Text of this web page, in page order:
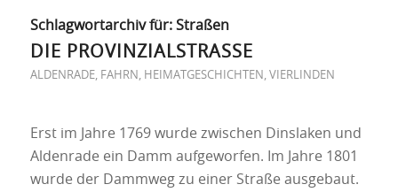
Schlagwortarchiv für: Straßen
DIE PROVINZIALSTRASSE
ALDENRADE, FAHRN , HEIMATGESCHICHTEN , VIERLINDEN
Erst im Jahre 1769 wurde zwischen Dinslaken und
Aldenrade ein Damm aufgeworfen. Im Jahre 1801
wurde der Dammweg zu einer Straße ausgebaut.